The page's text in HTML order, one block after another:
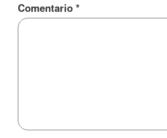
Comentario *